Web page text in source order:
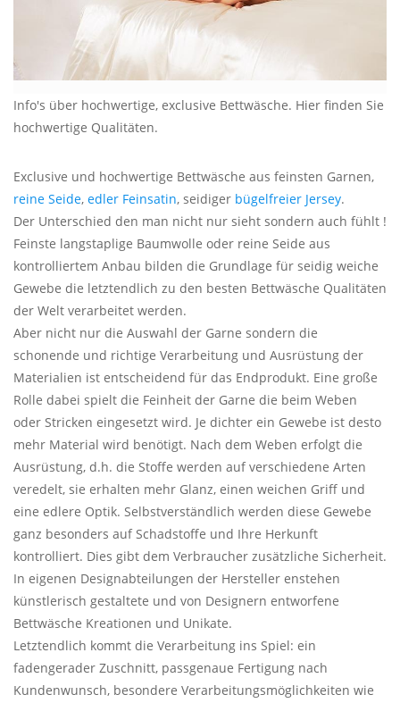
Geschenkideen und
Gutscheine
Accessoires Spa
Angebote
Info-Service
Geprüfter Webshop
Über uns
Vertrag widerrufen
Tel.0049(0)7322-919376
Blog-Aktuelles
Info's über hochwertige, exclusive Bettwäsche. Hier finden Sie
hochwertige Qualitäten.
Exclusive und hochwertige Bettwäsche aus feinsten Garnen,
reine Seide, edler Feinsatin, seidiger bügelfreier Jersey.
Der Unterschied den man nicht nur sieht sondern auch fühlt !
Feinste langstaplige Baumwolle oder reine Seide aus
kontrolliertem Anbau bilden die Grundlage für seidig weiche
Gewebe die letztendlich zu den besten Bettwäsche Qualitäten
der Welt verarbeitet werden.
Aber nicht nur die Auswahl der Garne sondern die
schonende und richtige Verarbeitung und Ausrüstung der
Materialien ist entscheidend für das Endprodukt. Eine große
Rolle dabei spielt die Feinheit der Garne die beim Weben
oder Stricken eingesetzt wird. Je dichter ein Gewebe ist desto
mehr Material wird benötigt. Nach dem Weben erfolgt die
Ausrüstung, d.h. die Stoffe werden auf verschiedene Arten
veredelt, sie erhalten mehr Glanz, einen weichen Griff und
eine edlere Optik. Selbstverständlich werden diese Gewebe
ganz besonders auf Schadstoffe und Ihre Herkunft
kontrolliert. Dies gibt dem Verbraucher zusätzliche Sicherheit.
In eigenen Designabteilungen der Hersteller enstehen
künstlerisch gestaltete und von Designern entworfene
Bettwäsche Kreationen und Unikate.
Letztendlich kommt die Verarbeitung ins Spiel: ein
fadengerader Zuschnitt, passgenaue Fertigung nach
Kundenwunsch, besondere Verarbeitungsmöglichkeiten wie